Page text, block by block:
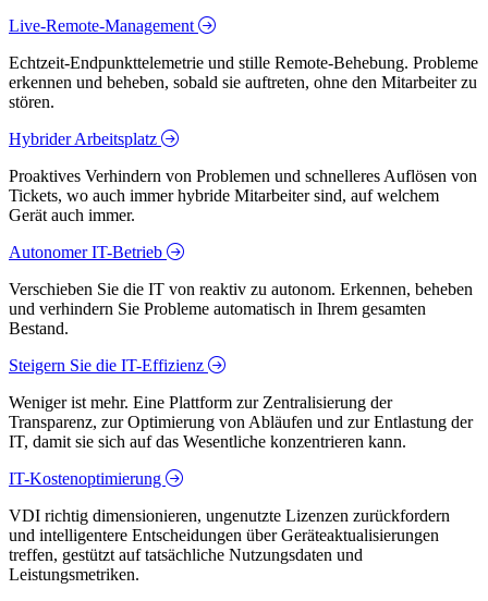
Live-Remote-Management
Echtzeit-Endpunkttelemetrie und stille Remote-Behebung. Probleme
erkennen und beheben, sobald sie auftreten, ohne den Mitarbeiter zu
stören.
Hybrider Arbeitsplatz
Proaktives Verhindern von Problemen und schnelleres Auflösen von
Tickets, wo auch immer hybride Mitarbeiter sind, auf welchem
Gerät auch immer.
Autonomer IT-Betrieb
Verschieben Sie die IT von reaktiv zu autonom. Erkennen, beheben
und verhindern Sie Probleme automatisch in Ihrem gesamten
Bestand.
Steigern Sie die IT-Effizienz
Weniger ist mehr. Eine Plattform zur Zentralisierung der
Transparenz, zur Optimierung von Abläufen und zur Entlastung der
IT, damit sie sich auf das Wesentliche konzentrieren kann.
IT-Kostenoptimierung
VDI richtig dimensionieren, ungenutzte Lizenzen zurückfordern
und intelligentere Entscheidungen über Geräteaktualisierungen
treffen, gestützt auf tatsächliche Nutzungsdaten und
Leistungsmetriken.